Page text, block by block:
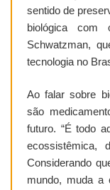
sentido de
biológica
Schwatzman,
tecnologia no
Ao falar sobre
são
futuro. “É todo
ecossistêmica,
Considerando
mundo, muda a